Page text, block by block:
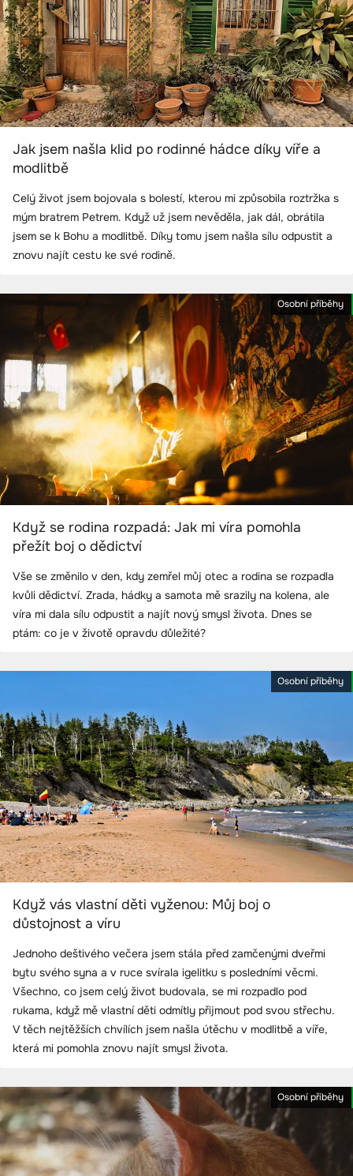
Jak jsem našla klid po rodinné hádce díky víře a
modlitbě
Celý život jsem bojovala s bolestí, kterou mi způsobila roztržka s
mým bratrem Petrem. Když už jsem nevěděla, jak dál, obrátila
jsem se k Bohu a modlitbě. Díky tomu jsem našla sílu odpustit a
znovu najít cestu ke své rodině.
Osobní příběhy
Když se rodina rozpadá: Jak mi víra pomohla
přežít boj o dědictví
Vše se změnilo v den, kdy zemřel můj otec a rodina se rozpadla
kvůli dědictví. Zrada, hádky a samota mě srazily na kolena, ale
víra mi dala sílu odpustit a najít nový smysl života. Dnes se
ptám: co je v životě opravdu důležité?
Osobní příběhy
Když vás vlastní děti vyženou: Můj boj o
důstojnost a víru
Jednoho deštivého večera jsem stála před zamčenými dveřmi
bytu svého syna a v ruce svírala igelitku s posledními věcmi.
Všechno, co jsem celý život budovala, se mi rozpadlo pod
rukama, když mě vlastní děti odmítly přijmout pod svou střechu.
V těch nejtěžších chvílích jsem našla útěchu v modlitbě a víře,
která mi pomohla znovu najít smysl života.
Osobní příběhy